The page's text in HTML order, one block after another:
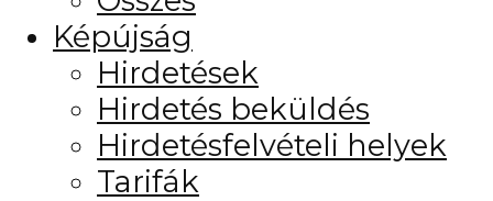
Képújság
Hirdetések
Hirdetés beküldés
Hirdetésfelvételi helyek
Tarifák